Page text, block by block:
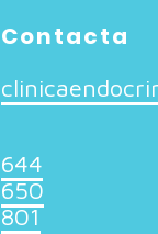
Contacta
644
650
801